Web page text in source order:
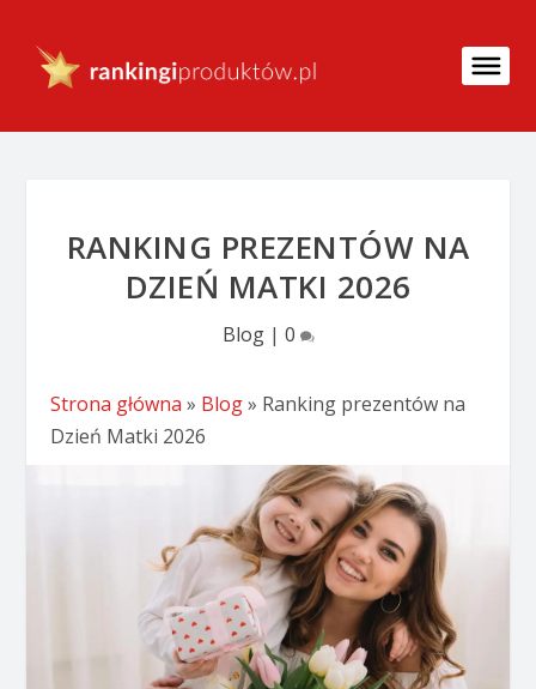
RANKING PREZENTÓW NA
DZIEŃ MATKI 2026
Blog| 0
Strona główna » Blog» Ranking prezentów na
Dzień Matki 2026